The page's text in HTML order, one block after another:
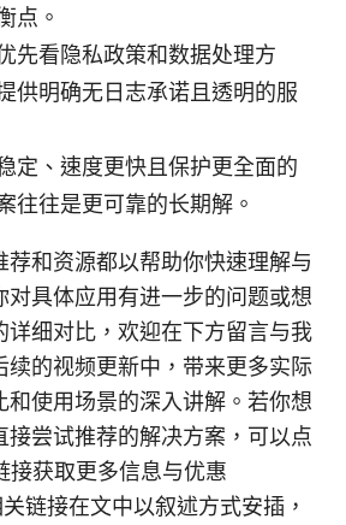
点。
先看隐私政策和数据处理方
供明确无日志承诺且透明的服
定、速度更快且保护更全面的
往往是更可靠的长期解。
荐和资源都以帮助你快速理解与
对具体应用有进一步的问题或想
详细对比，欢迎在下方留言与我
续的视频更新中，带来更多实际
和使用场景的深入讲解。若你想
接尝试推荐的解决方案，可以点
获取更多信息与优惠
链接在文中以叙述方式安插，